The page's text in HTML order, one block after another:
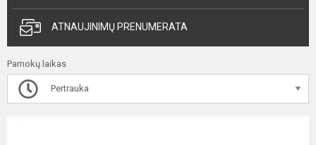
ATNAUJINIMŲ PRENUMERATA
Pamokų laikas
Pertrauka